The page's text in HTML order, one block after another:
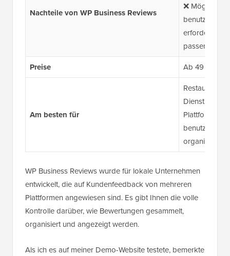
Nachteile von WP Business Reviews
❌
erforderlich,
passen
Preise Ab 49 $/Jahr
Am besten für
Restaurants,
organisierten
WP Business Reviews wurde für lokale Unternehmen
entwickelt, die auf Kundenfeedback von mehreren
Plattformen angewiesen sind. Es gibt Ihnen die volle
Kontrolle darüber, wie Bewertungen gesammelt,
organisiert und angezeigt werden.
Als ich es auf meiner Demo-Website testete, bemerkte